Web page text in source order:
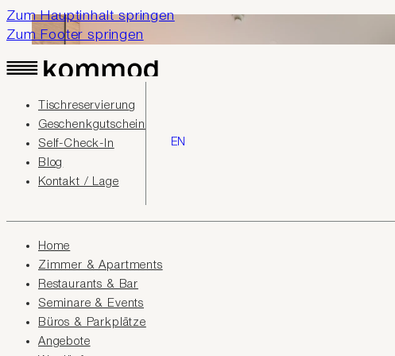
Zum Hauptinhalt springen
Zum Footer springen
Tischreservierung
Geschenkgutschein
Self-Check-In
Blog
Kontakt / Lage
EN
Home
Zimmer & Apartments
Restaurants & Bar
Seminare & Events
Büros & Parkplätze
Angebote